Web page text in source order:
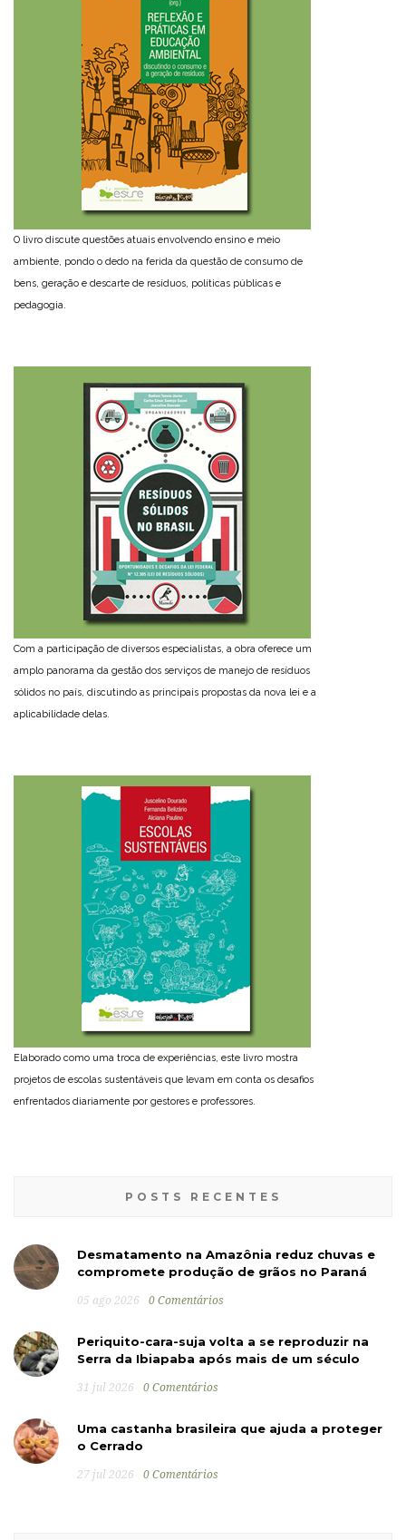
O livro discute questões atuais envolvendo ensino e meio
ambiente, pondo o dedo na ferida da questão de consumo de
bens, geração e descarte de resíduos, políticas públicas e
pedagogia.
Com a participação de diversos especialistas, a obra oferece um
amplo panorama da gestão dos serviços de manejo de resíduos
sólidos no país, discutindo as principais propostas da nova lei e a
aplicabilidade delas.
Elaborado como uma troca de experiências, este livro mostra
projetos de escolas sustentáveis que levam em conta os desafios
enfrentados diariamente por gestores e professores.
POSTS RECENTES
Desmatamento na Amazônia reduz chuvas e
compromete produção de grãos no Paraná
05 ago 2026 0 Comentários
Periquito-cara-suja volta a se reproduzir na
Serra da Ibiapaba após mais de um século
31 jul 2026 0 Comentários
Uma castanha brasileira que ajuda a proteger
o Cerrado
27 jul 2026 0 Comentários